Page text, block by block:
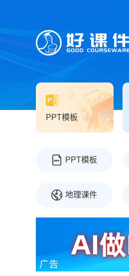
PPT模板
PPT模板
地理课件